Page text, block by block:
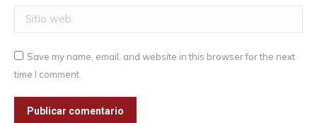
Sitio web
Save my name, email, and website in this browser for the next
time I comment.
Publicar comentario